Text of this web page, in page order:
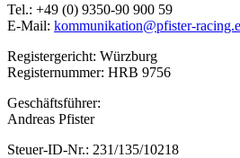
Tel.: +49 (0) 9350-90 900 59
E-Mail: kommunikation@pfister-
Registergericht: Würzburg
Registernummer: HRB 9756
Geschäftsführer:
Andreas Pfister
Steuer-ID-Nr.: 231/135/10218